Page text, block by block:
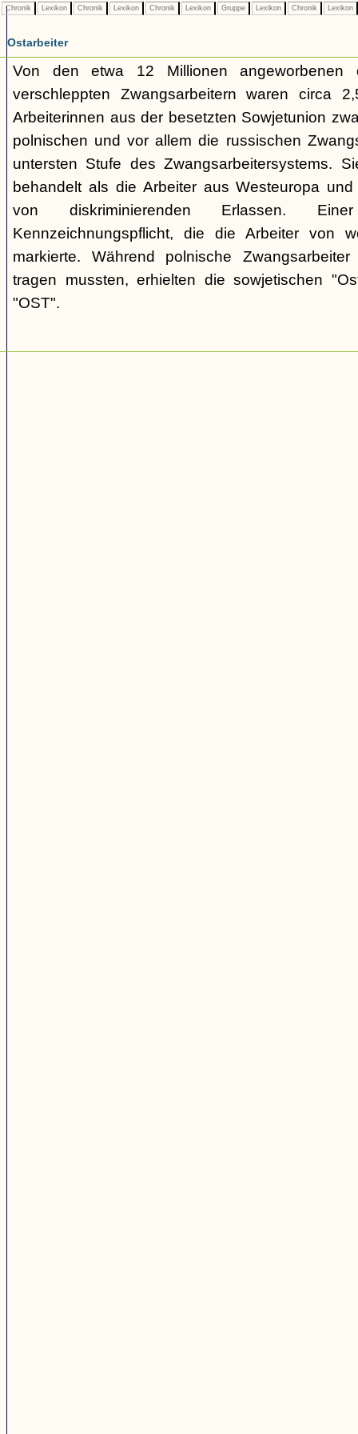
Chronik Lexikon Chronik Lexikon Chronik Lexikon Gruppe Lexikon Chronik Lexikon
Ostarbeiter
Von den etwa 12 Millionen angeworbenen
verschleppten Zwangsarbeitern waren circa
Arbeiterinnen aus der besetzten Sowjetunion
polnischen und vor allem die russischen
untersten Stufe des Zwangsarbeitersystems.
behandelt als die Arbeiter aus Westeuropa
von diskriminierenden Erlassen.
Kennzeichnungspflicht, die die Arbeiter von
markierte. Während polnische
tragen mussten, erhielten die sowjetischen
"OST".